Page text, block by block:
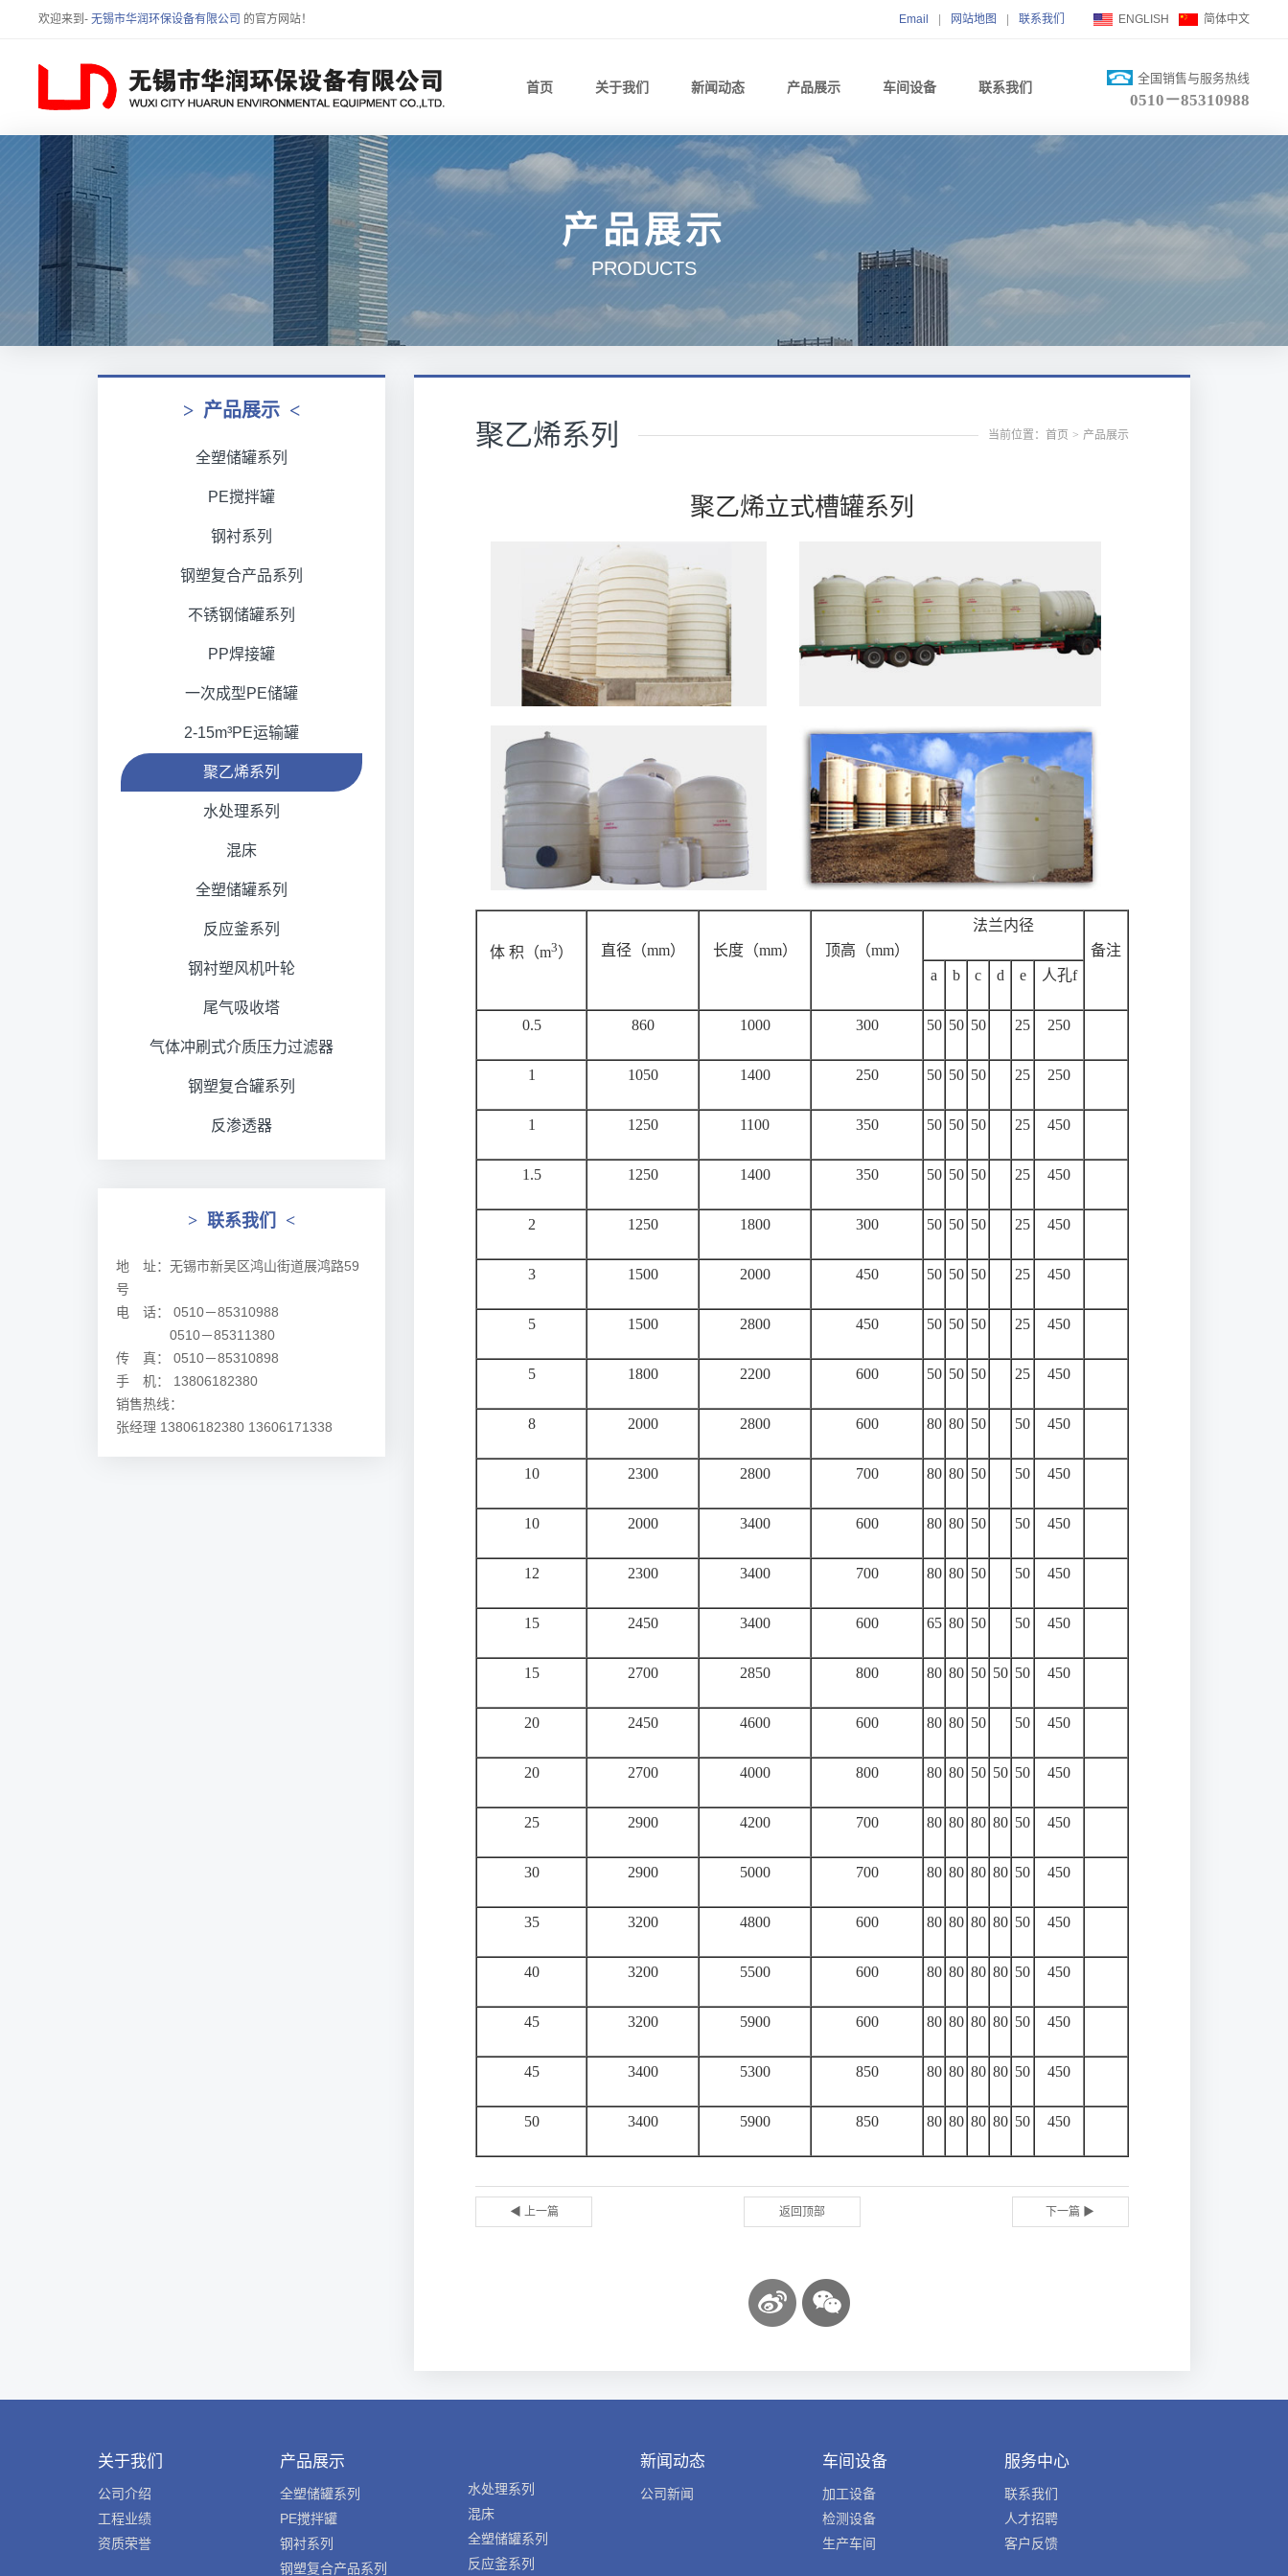
欢迎来到- 无锡市华润环保设备有限公司 的官方网站！ Email 网站地图 联系我们 ENGLISH 简体中文
全国销售与服务热线
0510－85310988
首页 关于我们 新闻动态 产品展示 车间设备 联系我们
产品展示
PRODUCTS
> 产品展示 <
全塑储罐系列
PE搅拌罐
钢衬系列
钢塑复合产品系列
不锈钢储罐系列
PP焊接罐
一次成型PE储罐
2-15m³PE运输罐
聚乙烯系列
水处理系列
混床
全塑储罐系列
反应釜系列
钢衬塑风机叶轮
尾气吸收塔
气体冲刷式介质压力过滤器
钢塑复合罐系列
反渗透器
> 联系我们 <
地 址：无锡市新吴区鸿山街道展鸿路59
号
电 话： 0510－85310988
0510－85311380
传 真： 0510－85310898
手 机： 13806182380
销售热线：
张经理 13806182380 13606171338
聚乙烯系列 当前位置：首页 > 产品展示
聚乙烯立式槽罐系列
体 积（m3） 直径（mm） 长度（mm） 顶高（mm）
法兰内径
备注
a
b c d e 人孔f
0.5 860 1000 300 50 50 50 25 250
1 1050 1400 250 50 50 50 25 250
1 1250 1100 350 50 50 50 25 450
1.5 1250 1400 350 50 50 50 25 450
2 1250 1800 300 50 50 50 25 450
3 1500 2000 450 50 50 50 25 450
5 1500 2800 450 50 50 50 25 450
5 1800 2200 600 50 50 50 25 450
8 2000 2800 600 80 80 50 50 450
10 2300 2800 700 80 80 50 50 450
10 2000 3400 600 80 80 50 50 450
12 2300 3400 700 80 80 50 50 450
15 2450 3400 600 65 80 50 50 450
15 2700 2850 800 80 80 50 50 50 450
20 2450 4600 600 80 80 50 50 450
20 2700 4000 800 80 80 50 50 50 450
25 2900 4200 700 80 80 80 80 50 450
30 2900 5000 700 80 80 80 80 50 450
35 3200 4800 600 80 80 80 80 50 450
40 3200 5500 600 80 80 80 80 50 450
45 3200 5900 600 80 80 80 80 50 450
45 3400 5300 850 80 80 80 80 50 450
50 3400 5900 850 80 80 80 80 50 450
◀ 上一篇 返回顶部 下一篇 ▶
关于我们
公司介绍
工程业绩
资质荣誉
产品展示
全塑储罐系列
PE搅拌罐
钢衬系列
钢塑复合产品系列
水处理系列
混床
全塑储罐系列
反应釜系列
新闻动态
公司新闻
车间设备
加工设备
检测设备
生产车间
服务中心
联系我们
人才招聘
客户反馈